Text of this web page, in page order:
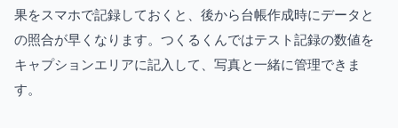
果をスマホで記録しておくと、後から台帳作成時にデータと
の照合が早くなります。つくるくんではテスト記録の数値を
キャプションエリアに記入して、写真と一緒に管理できま
す。